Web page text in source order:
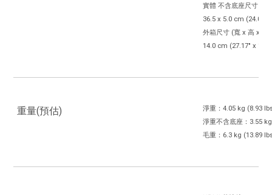
實體 不含底座尺寸 (寬
36.5 x 5.0 cm (24.09"
外箱尺寸 (寬 x 高 x 深
14.0 cm (27.17" x
重量(預估)
淨重：4.05 kg (8.93
淨重不含底座：3.55
毛重：6.3 kg (13.89